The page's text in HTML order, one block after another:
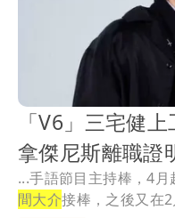
「V6」三宅健
拿傑尼斯離職證
...手語節目主持棒，4
間大介接棒，之後又在